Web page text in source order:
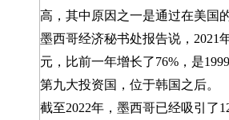
高，其中原因之一是通过在美国
墨西哥经济秘书处报告说，2021
元，比前一年增长了76%，是
第九大投资国，位于韩国之后。
截至2022年，墨西哥已经吸引了